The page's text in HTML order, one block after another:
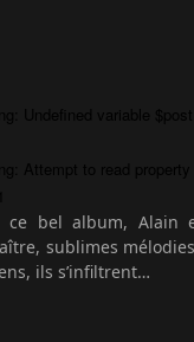
: Undefined variable $post
: Attempt to read
ce bel album, Alain
sublimes
ils s’infiltrent…